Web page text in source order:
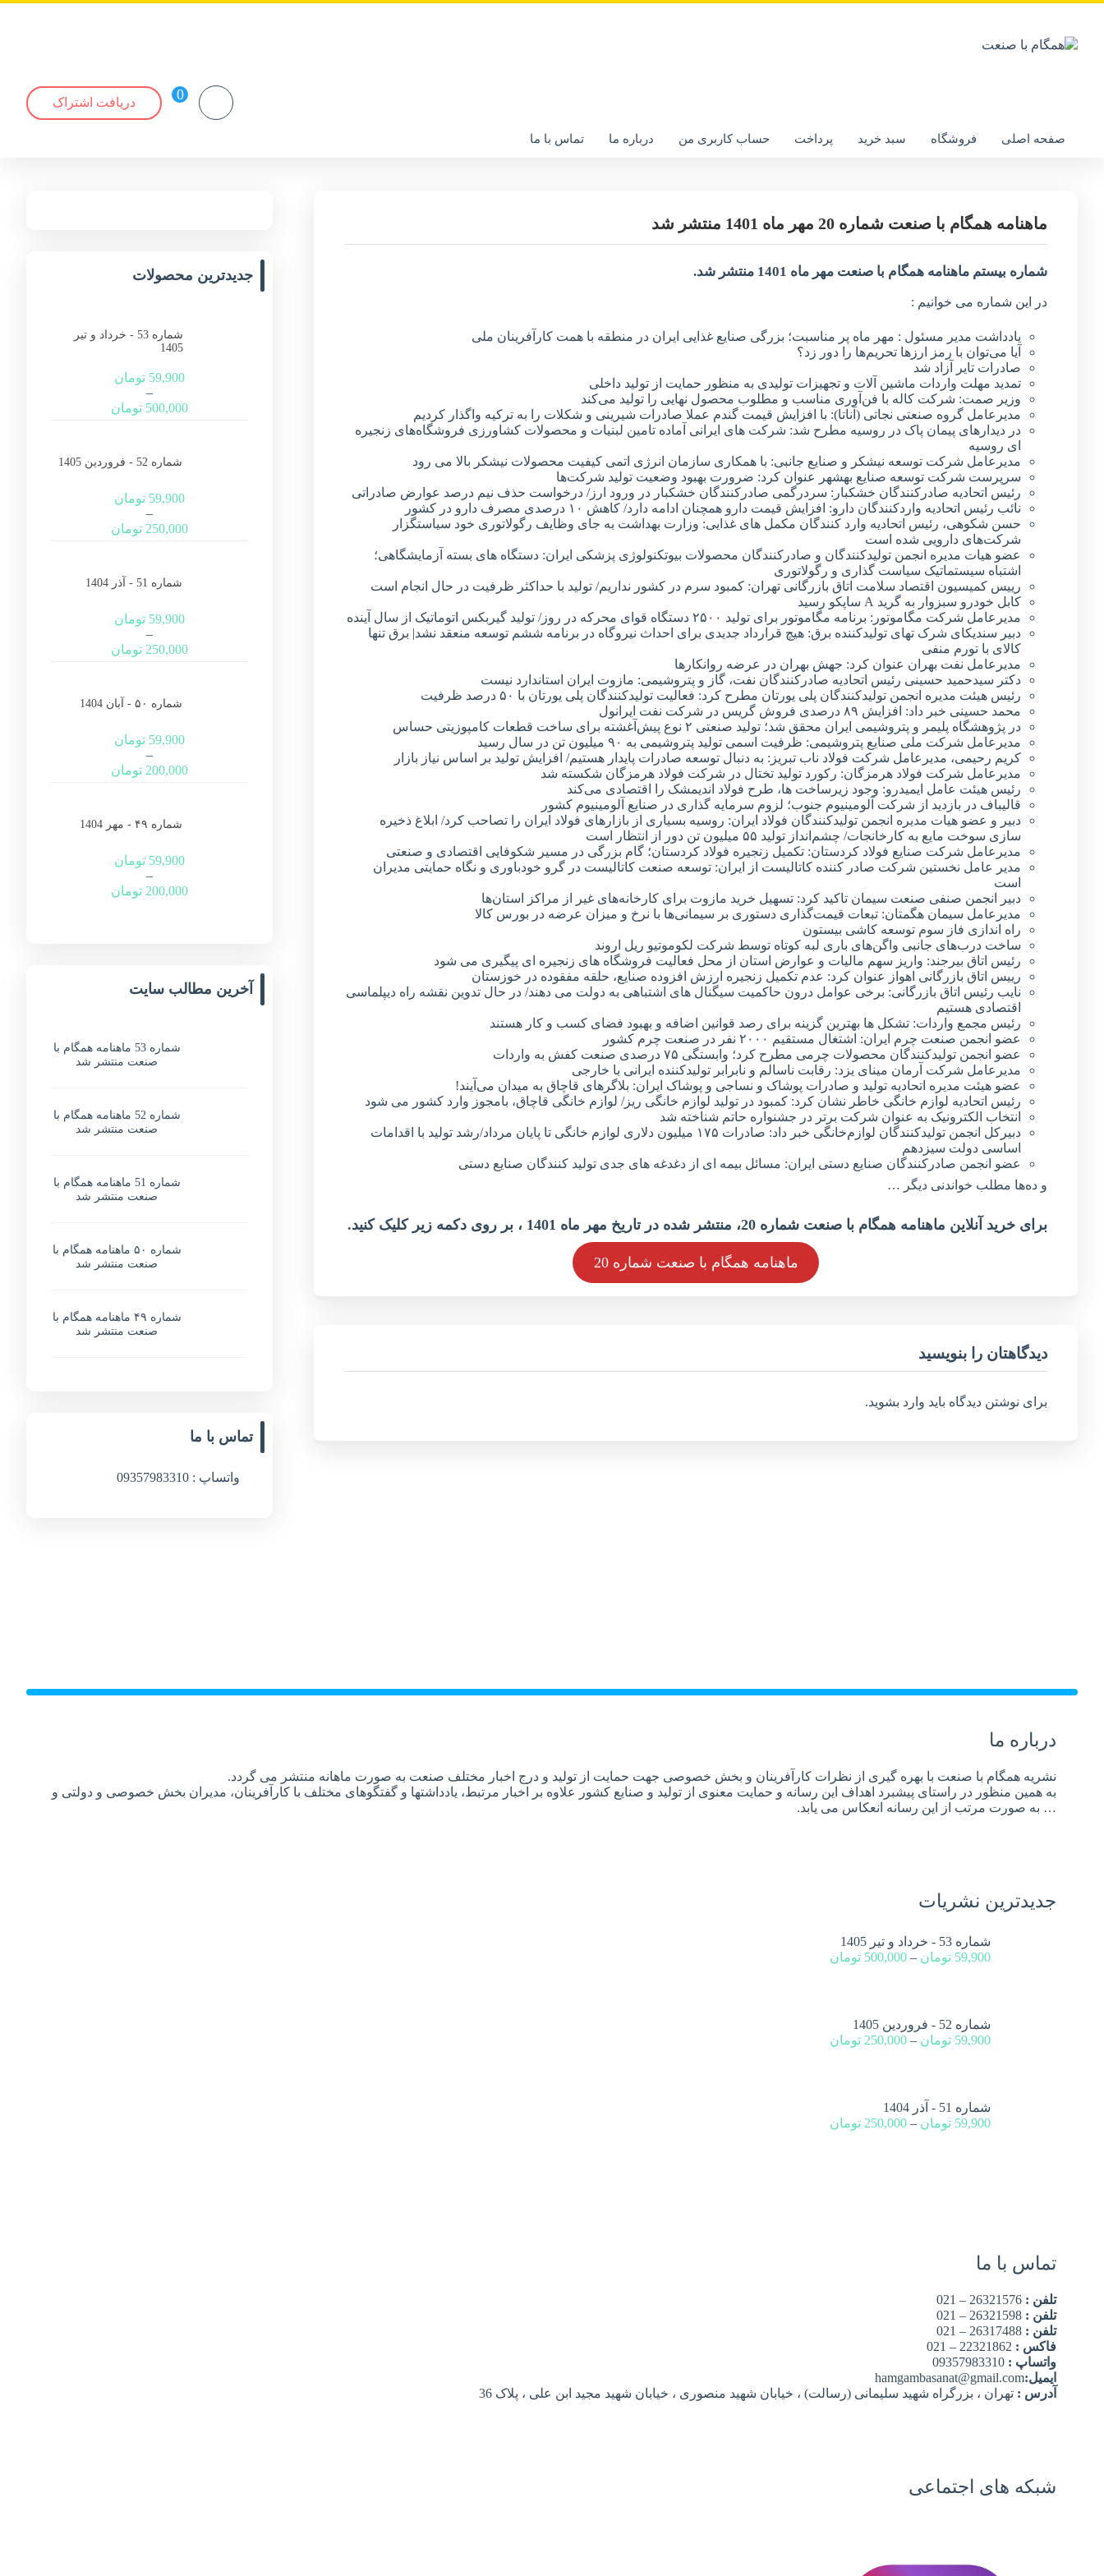
دریافت اشتراک
صفحه اصلی فروشگاه سبد خرید پرداخت حساب کاربری من درباره ما تماس با ما
ماهنامه همگام با صنعت شماره 20 مهر ماه 1401 منتشر شد
شماره بیستم ماهنامههمگام با صنعت مهر ماه 1401 منتشر شد.
در این شماره می خوانیم :
یادداشت مدیر مسئول : مهر ماه پر مناسبت؛ بزرگی صنایع غذایی ایران در منطقه با همت کارآفرینان ملی
آیا می‌توان با رمز ارزها تحریم‌ها را دور زد؟
صادرات تایر آزاد شد
تمدید مهلت واردات ماشین آلات و تجهیزات تولیدی به منظور حمایت از تولید داخلی
وزیر صمت: شرکت کاله با فن‌آوری مناسب و مطلوب محصول نهایی را تولید می‌کند
مدیرعامل گروه صنعتی نجاتی (آناتا): با افزایش قیمت گندم عملا صادرات شیرینی و شکلات را به ترکیه واگذار کردیم
در دیدارهای پیمان پاک در روسیه مطرح شد: شرکت های ایرانی آماده تامین لبنیات و محصولات کشاورزی فروشگاه‌های زنجیره
ای روسیه
مدیرعامل شرکت توسعه نیشکر و صنایع جانبی: با همکاری سازمان انرژی اتمی کیفیت محصولات نیشکر بالا می رود
سرپرست شرکت توسعه صنایع بهشهر عنوان کرد: ضرورت بهبود وضعیت تولید شرکت‌ها
رئیس اتحادیه صادرکنندگان خشکبار: سردرگمی صادرکنندگان خشکبار در ورود ارز/ درخواست حذف نیم درصد عوارض صادراتی
نائب رئیس اتحادیه واردکنندگان دارو: افزایش قیمت دارو همچنان ادامه دارد/ کاهش ۱۰ درصدی مصرف دارو در کشور
حسن شکوهی، رئیس اتحادیه وارد کنندگان مکمل های غذایی: وزارت بهداشت به جای وظایف رگولاتوری خود سیاستگزار
شرکت‌های دارویی شده است
عضو هیات مدیره انجمن تولیدکنندگان و صادرکنندگان محصولات بیوتکنولوژی پزشکی ایران: دستگاه های بسته آزمایشگاهی؛
اشتباه سیستماتیک سیاست گذاری و رگولاتوری
رییس کمیسیون اقتصاد سلامت اتاق بازرگانی تهران: کمبود سرم در کشور نداریم/ تولید با حداکثر ظرفیت در حال انجام است
کابل خودرو سبزوار به گرید A ساپکو رسید
مدیرعامل شرکت مگاموتور: برنامه مگاموتور برای تولید ۲۵۰۰ دستگاه قوای محرکه در روز/ تولید گیربکس اتوماتیک از سال آینده
دبیر سندیکای شرک تهای تولیدکننده برق: هیچ قرارداد جدیدی برای احداث نیروگاه در برنامه ششم توسعه منعقد نشد| برق تنها
کالای با تورم منفی
مدیرعامل نفت بهران عنوان کرد: جهش بهران در عرضه روانکارها
دکتر سیدحمید حسینی رئیس اتحادیه صادرکنندگان نفت، گاز و پتروشیمی: مازوت ایران استاندارد نیست
رئیس هیئت مدیره انجمن تولیدکنندگان پلی یورتان مطرح کرد: فعالیت تولیدکنندگان پلی یورتان با ۵۰ درصد ظرفیت
محمد حسینی خبر داد: افزایش ۸۹ درصدی فروش گریس در شرکت نفت ایرانول
در پژوهشگاه پلیمر و پتروشیمی ایران محقق شد؛ تولید صنعتی ۲ نوع پیش‌آغشته برای ساخت قطعات کامپوزیتی حساس
مدیرعامل شرکت ملی صنایع پتروشیمی: ظرفیت اسمی تولید پتروشیمی به ۹۰ میلیون تن در سال رسید
کریم رحیمی، مدیرعامل شرکت فولاد ناب تبریز: به دنبال توسعه صادرات پایدار هستیم/ افزایش تولید بر اساس نیاز بازار
مدیرعامل شرکت فولاد هرمزگان: رکورد تولید تختال در شرکت فولاد هرمزگان شکسته شد
رئیس هیئت عامل ایمیدرو: وجود زیرساخت ها، طرح فولاد اندیمشک را اقتصادی می‌کند
قالیباف در بازدید از شرکت آلومینیوم جنوب؛ لزوم سرمایه گذاری در صنایع آلومینیوم کشور
دبیر و عضو هیات مدیره انجمن تولیدکنندگان فولاد ایران: روسیه بسیاری از بازارهای فولاد ایران را تصاحب کرد/ ابلاغ ذخیره
سازی سوخت مایع به کارخانجات/ چشم‌انداز تولید ۵۵ میلیون تن دور از انتظار است
مدیرعامل شرکت صنایع فولاد کردستان: تکمیل زنجیره فولاد کردستان؛ گام بزرگی در مسیر شکوفایی اقتصادی و صنعتی
مدیر عامل نخستین شرکت صادر کننده کاتالیست از ایران: توسعه صنعت کاتالیست در گرو خودباوری و نگاه حمایتی مدیران
است
دبیر انجمن صنفی صنعت سیمان تاکید کرد: تسهیل خرید مازوت برای کارخانه‌های غیر از مراکز استان‌ها
مدیرعامل سیمان هگمتان: تبعات قیمت‌گذاری دستوری بر سیمانی‌ها با نرخ و میزان عرضه در بورس کالا
راه اندازی فاز سوم توسعه کاشی بیستون
ساخت درب‌های جانبی واگن‌های باری لبه کوتاه توسط شرکت لکوموتیو ریل اروند
رئیس اتاق بیرجند: واریز سهم مالیات و عوارض استان از محل فعالیت فروشگاه های زنجیره ای پیگیری می شود
رییس اتاق بازرگانی اهواز عنوان کرد: عدم تکمیل زنجیره ارزش افزوده صنایع، حلقه مفقوده در خوزستان
نایب رئیس اتاق بازرگانی: برخی عوامل درون حاکمیت سیگنال های اشتباهی به دولت می دهند/ در حال تدوین نقشه راه دیپلماسی
اقتصادی هستیم
رئیس مجمع واردات: تشکل ها بهترین گزینه برای رصد قوانین اضافه و بهبود فضای کسب و کار هستند
عضو انجمن صنعت چرم ایران: اشتغال مستقیم ۲۰۰۰ نفر در صنعت چرم کشور
عضو انجمن تولیدکنندگان محصولات چرمی مطرح کرد؛ وابستگی ۷۵ درصدی صنعت کفش به واردات
مدیرعامل شرکت آرمان مینای یزد: رقابت ناسالم و نابرابر تولیدکننده ایرانی با خارجی
عضو هیئت مدیره اتحادیه تولید و صادرات پوشاک و نساجی و پوشاک ایران: بلاگرهای قاچاق به میدان می‌آیند!
رئیس اتحادیه لوازم خانگی خاطر نشان کرد: کمبود در تولید لوازم خانگی ریز/ لوازم خانگی قاچاق، بامجوز وارد کشور می شود
انتخاب الکترونیک به عنوان شرکت برتر در جشنواره حاتم شناخته شد
دبیرکل انجمن تولیدکنندگان لوازم‌خانگی خبر داد: صادرات ۱۷۵ میلیون دلاری لوازم خانگی تا پایان مرداد/رشد تولید با اقدامات
اساسی دولت سیزدهم
عضو انجمن صادرکنندگان صنایع دستی ایران: مسائل بیمه ای از دغدغه های جدی تولید کنندگان صنایع دستی
و ده‌ها مطلب خواندنی دیگر …
برای خرید آنلاین ماهنامه همگام با صنعت شماره 20، منتشر شده در تاریخ مهر ماه 1401 ، بر روی دکمه زیر کلیک کنید.
ماهنامه همگام با صنعت شماره 20
دیدگاهتان را بنویسید
برای نوشتن دیدگاه باید وارد بشوید.
جدیدترین محصولات
شماره 53 - خرداد و تیر
1405
59,900 تومان
–
500,000 تومان
شماره 52 - فروردین 1405
59,900 تومان
–
250,000 تومان
شماره 51 - آذر 1404
59,900 تومان
–
250,000 تومان
شماره ۵۰ - آبان 1404
59,900 تومان
–
200,000 تومان
شماره ۴۹ - مهر 1404
59,900 تومان
–
200,000 تومان
آخرین مطالب سایت
شماره 53 ماهنامه همگام با
صنعت منتشر شد
شماره 52 ماهنامه همگام با
صنعت منتشر شد
شماره 51 ماهنامه همگام با
صنعت منتشر شد
شماره ۵۰ ماهنامه همگام با
صنعت منتشر شد
شماره ۴۹ ماهنامه همگام با
صنعت منتشر شد
تماس با ما
واتساپ : 09357983310
درباره ما
نشریه همگام با صنعت با بهره گیری از نظرات کارآفرینان و بخش خصوصی جهت حمایت از تولید و درج اخبار مختلف صنعت به صورت ماهانه منتشر می گردد.
به همین منظور در راستای پیشبرد اهداف این رسانه و حمایت معنوی از تولید و صنایع کشور علاوه بر اخبار مرتبط، یادداشتها و گفتگوهای مختلف با کارآفرینان، مدیران بخش خصوصی و دولتی و
… به صورت مرتب از این رسانه انعکاس می یابد.
جدیدترین نشریات
شماره 53 - خرداد و تیر 1405
59,900 تومان –
500,000 تومان
شماره 52 - فروردین 1405
59,900 تومان –
250,000 تومان
شماره 51 - آذر 1404
59,900 تومان –
250,000 تومان
تماس با ما
تلفن : 26321576 – 021
تلفن : 26321598 – 021
تلفن : 26317488 – 021
فاکس :
واتساپ :
ایمیل:hamgambasanat@gmail.com
آدرس : تهران ، بزرگراه شهید سلیمانی (رسالت) ، خیابان شهید منصوری ، خیابان شهید مجید ابن علی ، پلاک 36
شبکه های اجتماعی